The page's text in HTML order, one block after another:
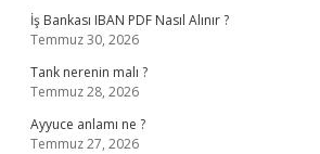
İş Bankası IBAN PDF Nasıl Alınır ?
Temmuz 30, 2026
Tank nerenin malı ?
Temmuz 28, 2026
Ayyuce anlamı ne ?
Temmuz 27, 2026